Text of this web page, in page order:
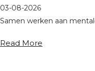
03-08-2026
Samen werken aan
Read More